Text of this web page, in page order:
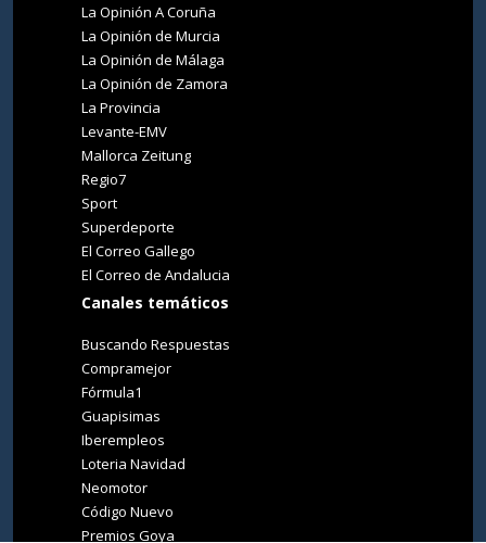
La Opinión A Coruña
La Opinión de Murcia
La Opinión de Málaga
La Opinión de Zamora
La Provincia
Levante-EMV
Mallorca Zeitung
Regio7
Sport
Superdeporte
El Correo Gallego
El Correo de Andalucia
Canales temáticos
Buscando Respuestas
Compramejor
Fórmula1
Guapisimas
Iberempleos
Loteria Navidad
Neomotor
Código Nuevo
Premios Goya